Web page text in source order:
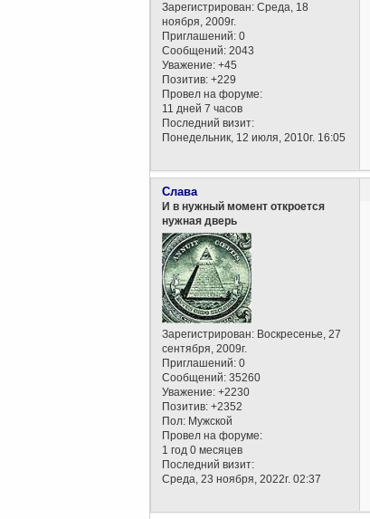
Зарегистрирован: Среда, 18
ноября, 2009г.
Приглашений: 0
Сообщений: 2043
Уважение: +45
Позитив: +229
Провел на форуме:
11 дней 7 часов
Последний визит:
Понедельник, 12 июля, 2010г. 16:05
Слава
И в нужный момент откроется
нужная дверь
Зарегистрирован: Воскресенье, 27
сентября, 2009г.
Приглашений: 0
Сообщений: 35260
Уважение: +2230
Позитив: +2352
Пол: Мужской
Провел на форуме:
1 год 0 месяцев
Последний визит:
Среда, 23 ноября, 2022г. 02:37